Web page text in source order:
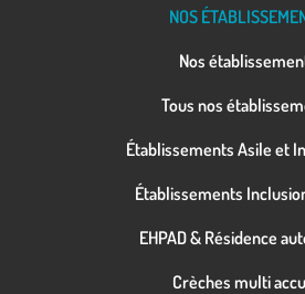
NOS
Nos
Tous nos
Établissements Asile et
Établissements
EHPAD & Résidence
Crèches multi